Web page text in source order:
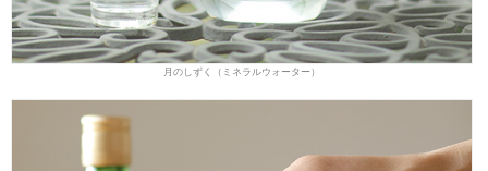
月のしずく（ミネラルウォーター）